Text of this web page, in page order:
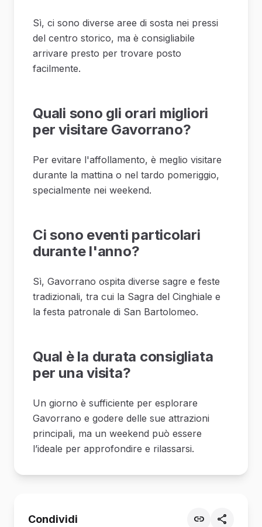
Sì, ci sono diverse aree di sosta nei pressi
del centro storico, ma è consigliabile
arrivare presto per trovare posto
facilmente.
Quali sono gli orari migliori
per visitare Gavorrano?
Per evitare l'affollamento, è meglio visitare
durante la mattina o nel tardo pomeriggio,
specialmente nei weekend.
Ci sono eventi particolari
durante l'anno?
Sì, Gavorrano ospita diverse sagre e feste
tradizionali, tra cui la Sagra del Cinghiale e
la festa patronale di San Bartolomeo.
Qual è la durata consigliata
per una visita?
Un giorno è sufficiente per esplorare
Gavorrano e godere delle sue attrazioni
principali, ma un weekend può essere
l’ideale per approfondire e rilassarsi.
Condividi